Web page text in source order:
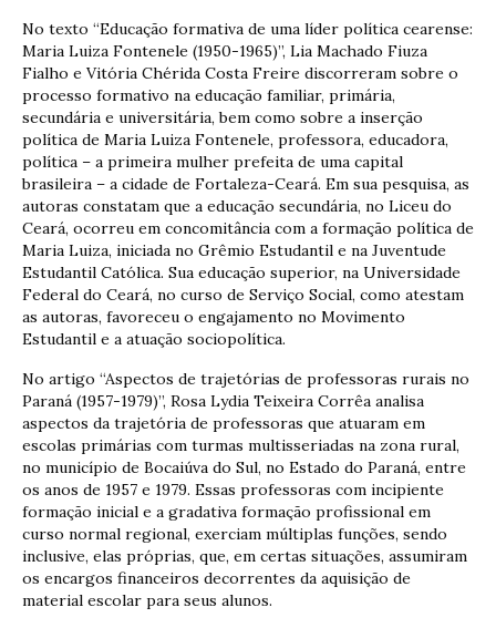
No texto “Educação formativa de uma líder política cearense:
Maria Luiza Fontenele (1950-1965)”, Lia Machado Fiuza
Fialho e Vitória Chérida Costa Freire discorreram sobre o
processo formativo na educação familiar, primária,
secundária e universitária, bem como sobre a inserção
política de Maria Luiza Fontenele, professora, educadora,
política – a primeira mulher prefeita de uma capital
brasileira – a cidade de Fortaleza-Ceará. Em sua pesquisa, as
autoras constatam que a educação secundária, no Liceu do
Ceará, ocorreu em concomitância com a formação política de
Maria Luiza, iniciada no Grêmio Estudantil e na Juventude
Estudantil Católica. Sua educação superior, na Universidade
Federal do Ceará, no curso de Serviço Social, como atestam
as autoras, favoreceu o engajamento no Movimento
Estudantil e a atuação sociopolítica.
No artigo “Aspectos de trajetórias de professoras rurais no
Paraná (1957-1979)”, Rosa Lydia Teixeira Corrêa analisa
aspectos da trajetória de professoras que atuaram em
escolas primárias com turmas multisseriadas na zona rural,
no município de Bocaiúva do Sul, no Estado do Paraná, entre
os anos de 1957 e 1979. Essas professoras com incipiente
formação inicial e a gradativa formação profissional em
curso normal regional, exerciam múltiplas funções, sendo
inclusive, elas próprias, que, em certas situações, assumiram
os encargos financeiros decorrentes da aquisição de
material escolar para seus alunos.